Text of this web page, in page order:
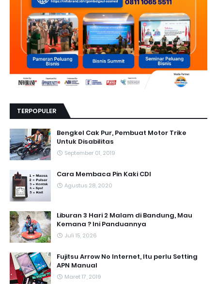
TERPOPULER
Bengkel Cak Pur, Pembuat Motor Trike
Untuk Disabilitas
September 01, 2019
Cara Membaca Pin Kaki CDI
Agustus 28, 2020
Liburan 3 Hari 2 Malam di Bandung, Mau
Kemana ? Ini Panduannya
Juli 15, 2026
Fujitsu Arrow No Internet, Itu perlu Setting
APN Manual
Maret 17, 2019